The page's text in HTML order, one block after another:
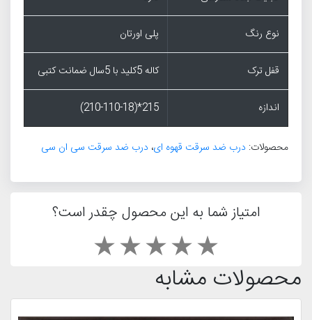
نوع رنگ پلی اورتان
قفل ترک کاله 5کلید با 5سال ضمانت کتبی
اندازه 215*(210-110-18)
محصولات: درب ضد سرقت قهوه ای، درب ضد سرقت سی ان سی
امتیاز شما به این محصول چقدر است؟
محصولات مشابه